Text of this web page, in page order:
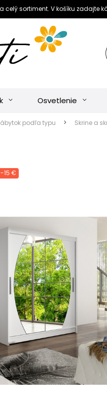
celý sortiment. V košíku zadajte
Osvetlenie
podľa typu Skrine a
-15 €